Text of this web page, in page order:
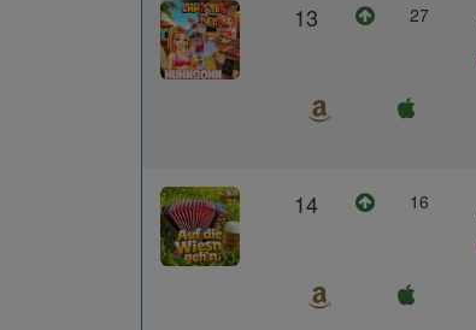
13 27
14 16